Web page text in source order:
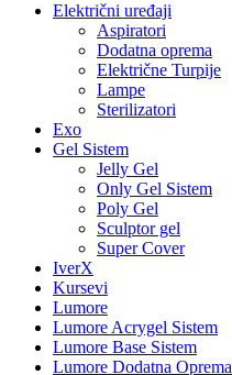
Električni uređaji
Aspiratori
Dodatna oprema
Električne Turpije
Lampe
Sterilizatori
Exo
Gel Sistem
Jelly Gel
Only Gel Sistem
Poly Gel
Sculptor gel
Super Cover
IverX
Kursevi
Lumore
Lumore Acrygel Sistem
Lumore Base Sistem
Lumore Dodatna Oprema